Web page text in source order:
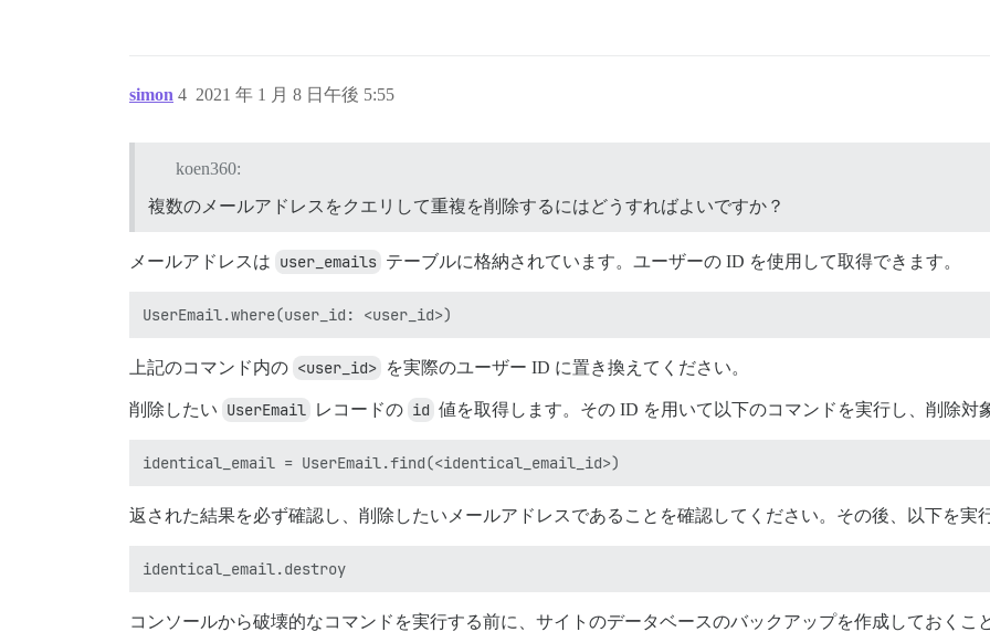
simon 2021 年 1 月 8 日午後 5:55
4
koen360:
複数のメールアドレスをクエリして重複を削除するにはどうすればよいですか？
メールアドレスは user_emails テーブルに格納されています。ユーザーの ID を使用して取得できます。
上記のコマンド内の <user_id> を実際のユーザー ID に置き換えてください。
削除したい UserEmail レコードの id 値を取得します。その ID を用いて以下のコマンドを実行し、削除対
返された結果を必ず確認し、削除したいメールアドレスであることを確認してください。その後、以下を実
コンソールから破壊的なコマンドを実行する前に、サイトのデータベースのバックアップを作成しておく